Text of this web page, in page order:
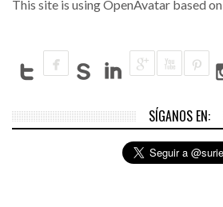
This site is using OpenAvatar based on
SÍGANOS EN: